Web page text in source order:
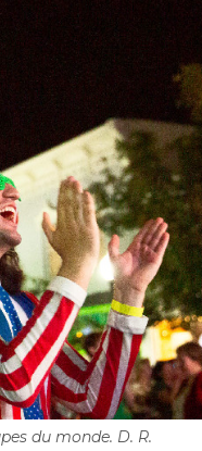
du monde. D. R.